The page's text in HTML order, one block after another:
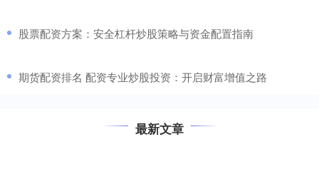
​股票配资方案：安全杠杆炒股策略与资金配置指南
​期货配资排名 配资专业炒股投资：开启财富增值之路
最新文章